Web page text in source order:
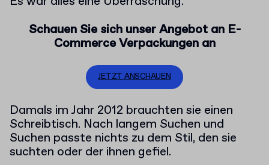
Schauen Sie sich unser Angebot an E-
Commerce Verpackungen an
JETZT ANSCHAUEN
Damals im Jahr 2012 brauchten sie einen
Schreibtisch. Nach langem Suchen und
Suchen passte nichts zu dem Stil, den sie
suchten oder der ihnen gefiel.